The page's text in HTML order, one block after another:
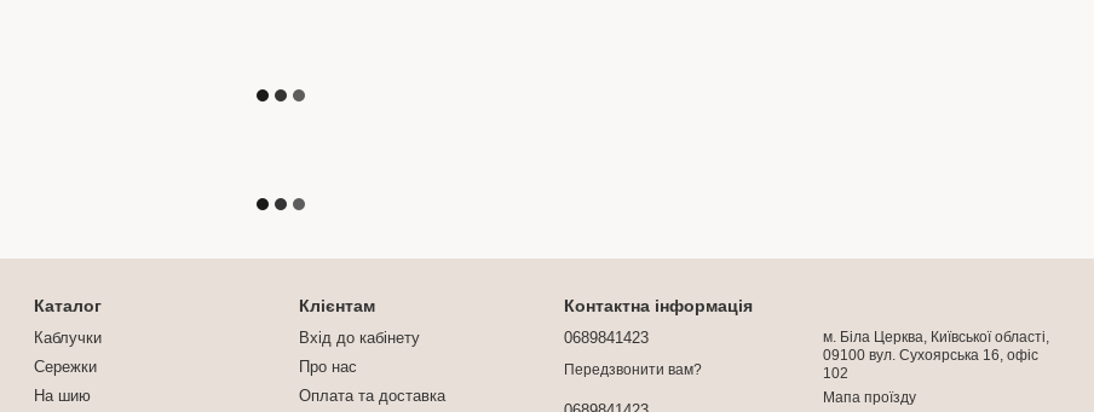
Каталог
Каблучки
Сережки
На шию
Клієнтам
Вхід до кабінету
Про нас
Оплата та доставка
Контактна інформація
0689841423
Передзвонити вам?
м. Біла Церква, Київської області,
09100 вул. Сухоярська 16, офіс
102
Мапа проїзду